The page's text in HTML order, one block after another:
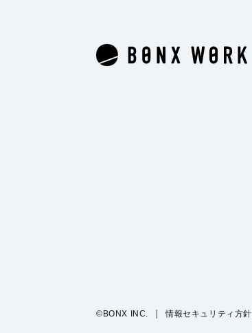
©BONX INC. 情報セキュリティ方針